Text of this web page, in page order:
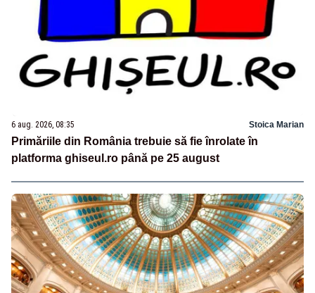
6 aug. 2026, 08:35 Stoica Marian
Primăriile din România trebuie să fie înrolate în
platforma ghiseul.ro până pe 25 august